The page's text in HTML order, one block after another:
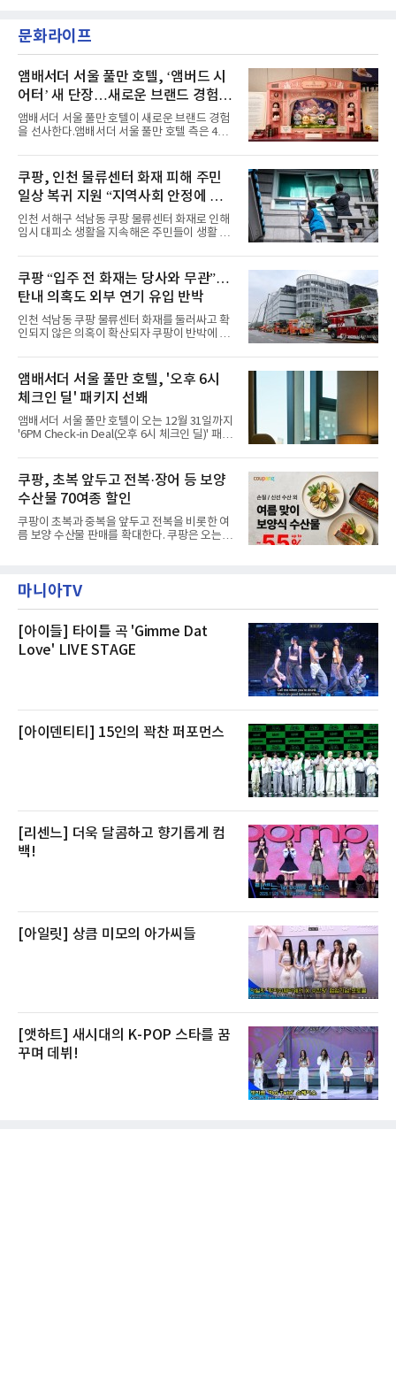
했다. “내 티, 5 bucks 바지는, 만원” 등 멤버들
의 라이프 스타일
MBC '쇼! 음악중심', SBS '인기가요' 등 주요 음
악방송 무대에 올라 화려한 퍼포먼스를 펼쳤다.
력을 앞세워 매 무대 색다른 볼거리를 선사했다.
특히 화사한 파스텔 톤의 비치웨어부터 청량한
마린룩, 햇살 아래 반짝이는 물결을 연상시키는
스커트, 강렬한 붉은 계열의 스타일링까지 각기
다른 매력을 선보였다. 브브걸은 다채로운 여름
패션을 완벽하게 소화하며 보
문화라이프
앰배서더 서울 풀만 호텔, ‘앰버드 시
어터’ 새 단장…새로운 브랜드 경험 선
사
앰배서더 서울 풀만 호텔이 새로운 브랜드 경험
을 선사한다.앰배서더 서울 풀만 호텔 측은 4일
이야기를 담은 인형 극장 콘셉트의 공간 ‘앰버드
시어터(Ambird Theater)’를 새롭게 선보인
다”고 밝혔다.앰배서더 서울 풀만 호텔은 로비
한편에 마련된 앰버드 존을 통해 앰버드의 세계
관을 소개해왔다. 앰버드 존은 앰버드가 우주여
행 중 수집한 다양한 굿즈를 전시한 '앰버드 플래
닛(Ambird Planet)과 계절별 플라워 연출로 사
라 극장을 모티브로 한 데코레이션으로 구성됐
다. 무대 공간 및 티켓 박스
쿠팡, 인천 물류센터 화재 피해 주민
일상 복귀 지원 “지역사회 안정에 총
력”
인천 서해구 석남동 쿠팡 물류센터 화재로 인해
임시 대피소 생활을 지속해온 주민들이 생활 터
필먼트서비스(CFS)가 지난 28일부터 화재 피해
주민을 대상으로 전문 출장 청소서비스 지원에
나섬으로써 본격적인 지역사회 복구 작업이 시
작된 것이다.대피소 주민 중심 청소 접수, 첫날
부터 2가구 지원 완료CFS는 신현초등학교, 신
현북초등학교, 신현여자중학교 등 인천 서해구
관내 임시 대피소 3곳에서 체류해온 화재 피해
민들의 호응 속에 CFS는 즉시 행동에 나섰다. 지
난 28일 오후 전문 청소업체와
쿠팡 “입주 전 화재는 당사와 무관”…
탄내 의혹도 외부 연기 유입 반박
인천 석남동 쿠팡 물류센터 화재를 둘러싸고 확
인되지 않은 의혹이 확산되자 쿠팡이 반박에 나
에 대해서는 외부 화재 연기 유입이라고 설명했
고, 2023년 같은 물류센터에서 발생한 화재에
대해서도 쿠팡 입주 전 공사 과정에서 벌어진 일
이라며 선을 그었다.쿠팡은 21일 인천 물류센터
내부에서 불이 타는 냄새가 났다는 의혹과 관련
해 “사실무근”이라는 입장을 밝혔다.회사 측은
“인근에서 지난 15일 다른 회사에서 발생한 대
것으로 확인됐다”고 설명했다.이어 “정확한 화
재 원인은 추후 조사될
앰배서더 서울 풀만 호텔, '오후 6시
체크인 딜' 패키지 선봬
앰배서더 서울 풀만 호텔이 오는 12월 31일까지
'6PM Check-in Deal(오후 6시 체크인 딜)' 패키
으로 여유로운 저녁 시간부터 호텔 스테이를 시
작할 수 있도록 준비됐다.앰배서더 서울 풀만 호
텔 측은 “퇴근 후 또는 주말 도심 속에서 짧지만
온전한 휴식을 원하는 고객들에게 특별한 경험
을 제공한다”고 밝혔다.패키지는 디럭스와 이그
제큐티브 두 가지 타입으로 구성된다. 디럭스 패
키지는 객실 1박(룸 온리)으로 심플한 호캉스를
스 센터 사우나 2인 이용 혜택이 포함된다.특히
클럽 앰배서더 라운지
쿠팡, 초복 앞두고 전복·장어 등 보양
수산물 70여종 할인
쿠팡이 초복과 중복을 앞두고 전복을 비롯한 여
름 보양 수산물 판매를 확대한다. 쿠팡은 오는
우 등이 포함됐다. 쿠팡은 올해 큰 크기의 전복
생산량이 늘어난 점을 반영해 주요 산지 상품을
전복은 산지에서 채취한 뒤 전국으로 직송되는
방식으로 운영된다. 신선도가 중요한 상품인 만
큼 이르면 다음 날 오전 배송이 가능하도록 물류
마니아TV
[아이들] 타이틀 곡 'Gimme Dat
Love' LIVE STAGE
[아이덴티티] 15인의 꽉찬 퍼포먼스
[리센느] 더욱 달콤하고 향기롭게 컴
백!
[아일릿] 상큼 미모의 아가씨들
[앳하트] 새시대의 K-POP 스타를 꿈
꾸며 데뷔!